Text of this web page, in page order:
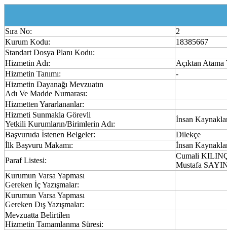
Sıra No:
2
Kurum Kodu:
18385667
Standart Dosya Planı Kodu:
Hizmetin Adı:
Açıktan Atama
Hizmetin Tanımı:
-
Hizmetin Dayanağı Mevzuatın
Adı Ve Madde Numarası:
Hizmetten Yararlananlar:
Hizmeti Sunmakla Görevli
Yetkili Kurumların/Birimlerin Adı:
İnsan
Başvuruda İstenen Belgeler:
Dilekçe
İlk Başvuru Makamı:
İnsan
Paraf Listesi:
Cumali
Mustafa
Kurumun Varsa Yapması
Gereken İç Yazışmalar:
Kurumun Varsa Yapması
Gereken Dış Yazışmalar:
Mevzuatta Belirtilen
Hizmetin Tamamlanma Süresi: